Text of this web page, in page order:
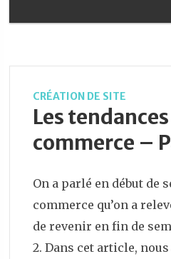
CRÉATION DE SITE
Les
commerce –
On a parlé en début de
commerce qu’on a
de revenir en fin de
2. Dans cet article,